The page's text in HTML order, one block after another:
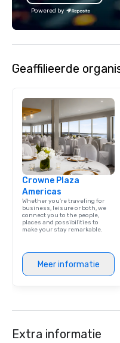
Powered by
Geaffilieerde
Crowne Plaza
Americas
Whether you’re traveling for
business, leisure or both, we
connect you to the people,
places and possibilities to
make your stay remarkable.
Meer informatie
Extra informatie